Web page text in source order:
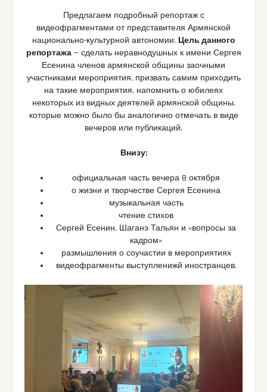
Предлагаем подробный репортаж с
видеофрагментами от представителя Армянской
национально-культурной автономии. Цель данного
репортажа— сделать неравнодушных к имени Сергея
Есенина членов армянской общины заочными
участниками мероприятия, призвать самим приходить
на такие мероприятия, напомнить о юбилеях
некоторых из видных деятелей армянской общины,
которые можно было бы аналогично отмечать в виде
вечеров или публикаций.
Внизу:
официальная часть вечера 8 октября
о жизни и творчестве Сергея Есенина
музыкальная часть
чтение стихов
Сергей Есенин, Шаганэ Тальян и «вопросы за
кадром»
размышления о соучастии в мероприятиях
видеофрагменты выступленижй иностранцев.